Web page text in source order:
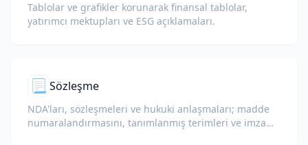
Tablolar ve grafikler korunarak finansal tablolar,
yatırımcı mektupları ve ESG açıklamaları.
📃 Sözleşme
NDA'ları, sözleşmeleri ve hukuki anlaşmaları; madde
numaralandırmasını, tanımlanmış terimleri ve imza